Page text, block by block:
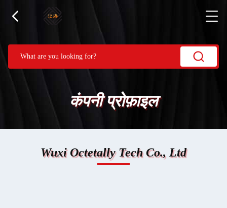
कंपनी प्रोफ़ाइल
Wuxi Octetally Tech Co., Ltd